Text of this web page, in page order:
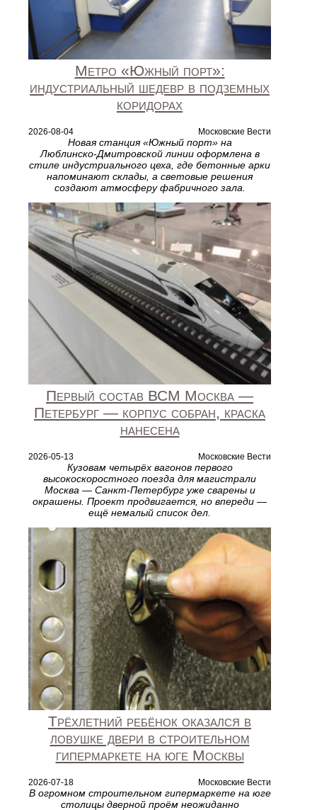
Метро «Южный порт»:
индустриальный шедевр в подземных
коридорах
2026-08-04 Московские Вести
Новая станция «Южный порт» на
Люблинско‑Дмитровской линии оформлена в
стиле индустриального цеха, где бетонные арки
напоминают склады, а световые решения
создают атмосферу фабричного зала.
Первый состав ВСМ Москва —
Петербург — корпус собран, краска
нанесена
2026-05-13 Московские Вести
Кузовам четырёх вагонов первого
высокоскоростного поезда для магистрали
Москва — Санкт-Петербург уже сварены и
окрашены. Проект продвигается, но впереди —
ещё немалый список дел.
Трёхлетний ребёнок оказался в
ловушке двери в строительном
гипермаркете на юге Москвы
2026-07-18 Московские Вести
В огромном строительном гипермаркете на юге
столицы дверной проём неожиданно